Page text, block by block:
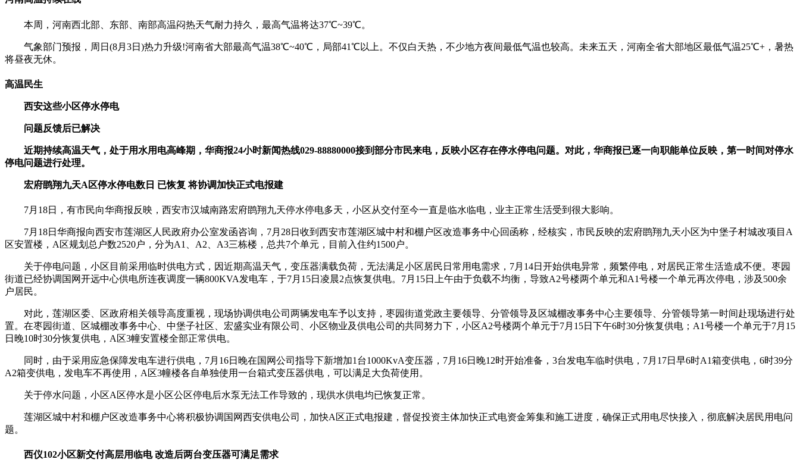
本周，河南西北部、东部、南部高温闷热天气耐力持久，最高气温将达37℃~39℃。
气象部门预报，周日(8月3日)热力升级!河南省大部最高气温38℃~40℃，局部41℃以上。不仅白天热，不少地方夜间最低气温也较高。未来五天，河南全省大部地区最低气温25℃+，暑热
将昼夜无休。
高温民生
西安这些小区停水停电
问题反馈后已解决
近期持续高温天气，处于用水用电高峰期，华商报24小时新闻热线029-88880000接到部分市民来电，反映小区存在停水停电问题。对此，华商报已逐一向职能单位反映，第一时间对停水
停电问题进行处理。
宏府鹍翔九天A区停水停电数日 已恢复 将协调加快正式电报建
7月18日，有市民向华商报反映，西安市汉城南路宏府鹍翔九天停水停电多天，小区从交付至今一直是临水临电，业主正常生活受到很大影响。
7月18日华商报向西安市莲湖区人民政府办公室发函咨询，7月28日收到西安市莲湖区城中村和棚户区改造事务中心回函称，经核实，市民反映的宏府鹍翔九天小区为中堡子村城改项目A
区安置楼，A区规划总户数2520户，分为A1、A2、A3三栋楼，总共7个单元，目前入住约1500户。
关于停电问题，小区目前采用临时供电方式，因近期高温天气，变压器满载负荷，无法满足小区居民日常用电需求，7月14日开始供电异常，频繁停电，对居民正常生活造成不便。枣园
街道已经协调国网开远中心供电所连夜调度一辆800KVA发电车，于7月15日凌晨2点恢复供电。7月15日上午由于负载不均衡，导致A2号楼两个单元和A1号楼一个单元再次停电，涉及500余
户居民。
对此，莲湖区委、区政府相关领导高度重视，现场协调供电公司两辆发电车予以支持，枣园街道党政主要领导、分管领导及区城棚改事务中心主要领导、分管领导第一时间赴现场进行处
置。在枣园街道、区城棚改事务中心、中堡子社区、宏盛实业有限公司、小区物业及供电公司的共同努力下，小区A2号楼两个单元于7月15日下午6时30分恢复供电；A1号楼一个单元于7月15
日晚10时30分恢复供电，A区3幢安置楼全部正常供电。
同时，由于采用应急保障发电车进行供电，7月16日晚在国网公司指导下新增加1台1000KvA变压器，7月16日晚12时开始准备，3台发电车临时供电，7月17日早6时A1箱变供电，6时39分
A2箱变供电，发电车不再使用，A区3幢楼各自单独使用一台箱式变压器供电，可以满足大负荷使用。
关于停水问题，小区A区停水是小区公区停电后水泵无法工作导致的，现供水供电均已恢复正常。
莲湖区城中村和棚户区改造事务中心将积极协调国网西安供电公司，加快A区正式电报建，督促投资主体加快正式电资金筹集和施工进度，确保正式用电尽快接入，彻底解决居民用电问
题。
西仪102小区新交付高层用临电 改造后两台变压器可满足需求